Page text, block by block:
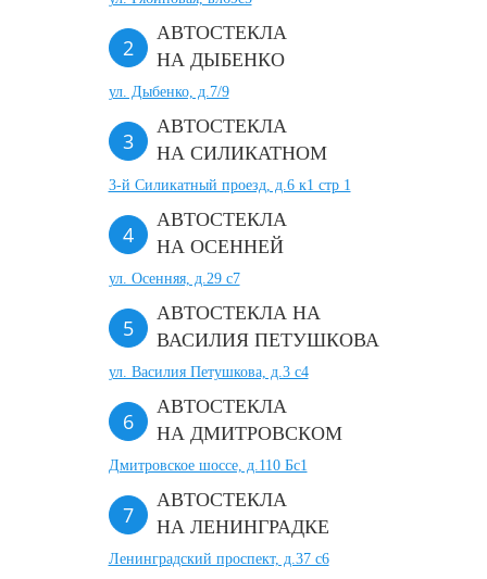
АВТОСТЕКЛА
НА ДЫБЕНКО
ул. Дыбенко, д.7/9
АВТОСТЕКЛА
НА СИЛИКАТНОМ
3-й Силикатный проезд, д.6 к1 стр 1
АВТОСТЕКЛА
НА ОСЕННЕЙ
ул. Осенняя, д.29 с7
АВТОСТЕКЛА НА
ВАСИЛИЯ ПЕТУШКОВА
ул. Василия Петушкова, д.3 с4
АВТОСТЕКЛА
НА ДМИТРОВСКОМ
Дмитровское шоссе, д.110 Бс1
АВТОСТЕКЛА
НА ЛЕНИНГРАДКЕ
Ленинградский проспект, д.37 c6